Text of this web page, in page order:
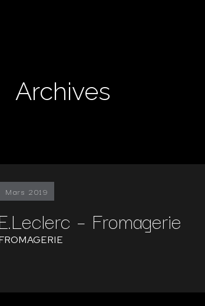
Archives
Mars 2019
– Fromagerie